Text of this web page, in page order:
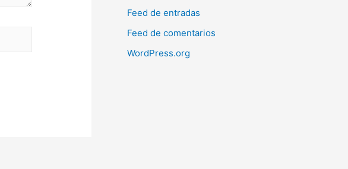
Feed de entradas
Feed de comentarios
WordPress.org